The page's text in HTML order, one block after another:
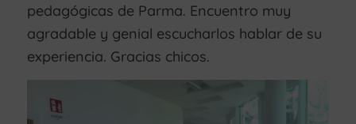
pedagógicas de Parma. Encuentro muy
agradable y genial escucharlos hablar de su
experiencia. Gracias chicos.